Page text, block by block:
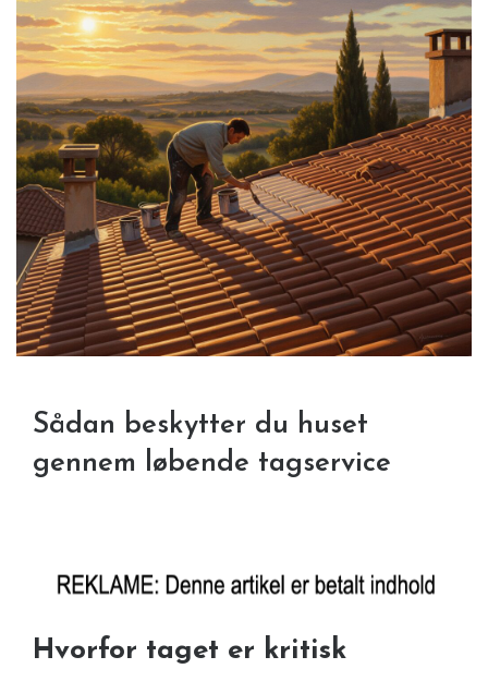
Sådan beskytter du huset
gennem løbende tagservice
Hvorfor taget er kritisk